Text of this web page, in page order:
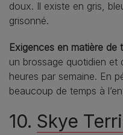
doux. Il existe en gris,
grisonné.
Exigences en matière de
un brossage quotidien et
heures par semaine. En
beaucoup de temps à
10. Skye